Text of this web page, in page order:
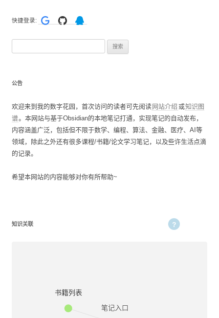
快捷登录:
公告
欢迎来到我的数字花园，首次访问的读者可先阅读 网站介绍 或知识图
谱。本网站与基于Obsidian的本地笔记打通，实现笔记的自动发布，
内容涵盖广泛，包括但不限于数学、编程、算法、金融、医疗、AI等
领域，除此之外还有很多课程/书籍/论文学习笔记，以及些许生活点滴
的记录。
希望本网站的内容能够对你有所帮助~
知识关联
笔记入口
书籍列表